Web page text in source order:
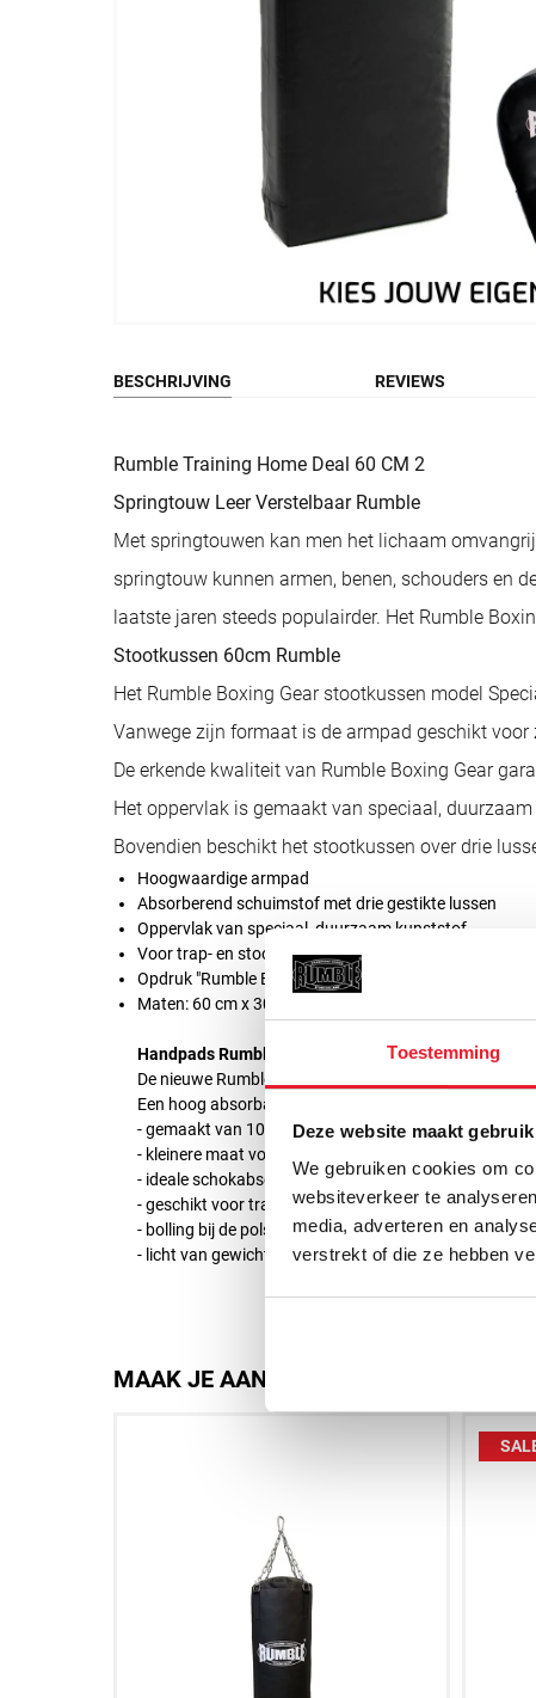
Toestemming
Deze website maakt
We gebruiken cookies om
websiteverkeer te
media, adverteren en
verstrekt of die ze hebben
BESCHRIJVING REVIEWS
Rumble Training Home Deal 60 CM 2
Springtouw Leer Verstelbaar Rumble
Met springtouwen kan men het lichaam
springtouw kunnen armen, benen, schouders en
laatste jaren steeds populairder. Het Rumble
Stootkussen 60cm Rumble
Het Rumble Boxing Gear stootkussen model
Vanwege zijn formaat is de armpad geschikt
De erkende kwaliteit van Rumble Boxing Gear
Het oppervlak is gemaakt van speciaal,
Bovendien beschikt het stootkussen over drie
Hoogwaardige armpad
Absorberend schuimstof met drie gestikte lussen
Oppervlak van speciaal, duurzaam kunststof
Voor trap- en stoottraining van alle soorten vechtsport
Opdruk "Rumble Boxing Gear"
Maten: 60 cm x 30 cm x 15 cm
Handpads Rumble Curved Ready Leer per paar
De nieuwe Rumble lichtgewicht targets voor hook &
Een hoog absorbatie-niveau van de padding om de
- gemaakt van 100% leder
- kleinere maat voor precisie-training
- ideale schokabsorberende padding
- geschikt voor trainer en leerling
- bolling bij de pols voor extra steun en comfort
- licht van gewicht
MAAK JE AANKOOP NOG BETER